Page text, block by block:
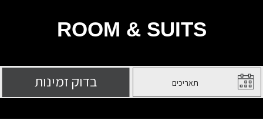
ROOM & SUITS